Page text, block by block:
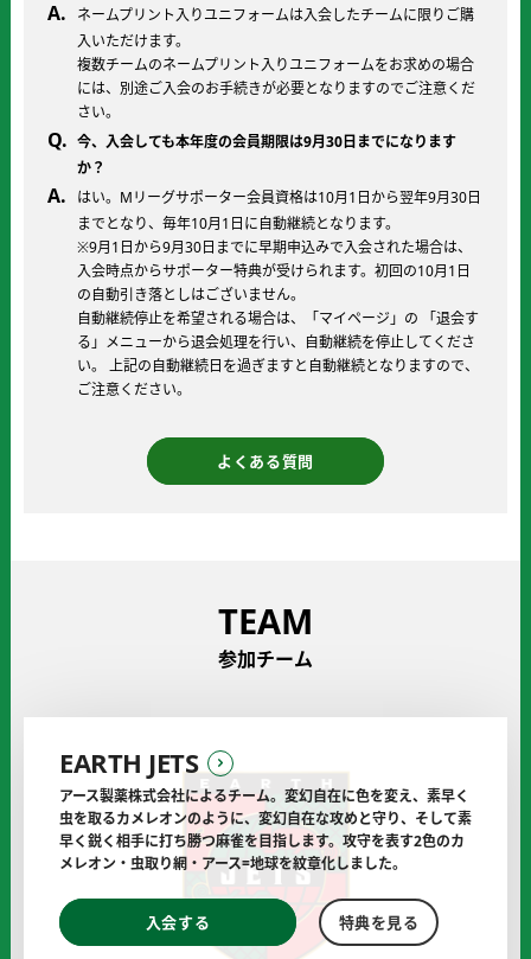
ネームプリント入りユニフォームは入会したチームに限りご購
入いただけます。
複数チームのネームプリント入りユニフォームをお求めの場合
には、別途ご入会のお手続きが必要となりますのでご注意くだ
さい。
今、入会しても本年度の会員期限は9月30日までになります
か？
はい。Mリーグサポーター会員資格は10月1日から翌年9月30日
までとなり、毎年10月1日に自動継続となります。
※9月1日から9月30日までに早期申込みで入会された場合は、
入会時点からサポーター特典が受けられます。初回の10月1日
の自動引き落としはございません。
自動継続停止を希望される場合は、「マイページ」の 「退会す
る」メニューから退会処理を行い、自動継続を停止してくださ
い。 上記の自動継続日を過ぎますと自動継続となりますので、
ご注意ください。
よくある質問
TEAM
参加チーム
EARTH JETS
アース製薬株式会社によるチーム。 変幻自在に色を変え、素早く
虫を取るカメレオンのように、変幻自在な攻めと守り、 そして素
早く鋭く相手に打ち勝つ麻雀を目指します。 攻守を表す2色のカ
メレオン・虫取り網・アース=地球を紋章化しました。
EARTH
JETS
入会する
EARTH
JETS
特典を見る